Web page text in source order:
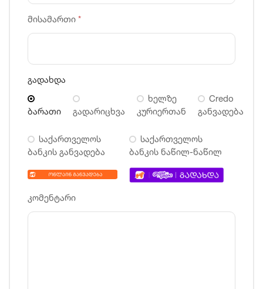
მისამართი *
გადახდა
ბარათი გადარიცხვა
ხელზე
კურიერთან
Credo
განვადება
საქართველოს
ბანკის განვადება
საქართველოს
ბანკის ნაწილ-ნაწილ
კომენტარი